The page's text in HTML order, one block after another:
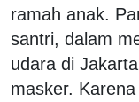
ramah anak.
santri, dalam
udara di
masker.